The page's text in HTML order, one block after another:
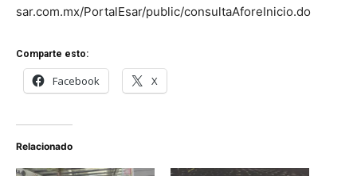
sar.com.mx/PortalEsar/public/consultaAforeInicio.do
Comparte esto:
Facebook X
Relacionado